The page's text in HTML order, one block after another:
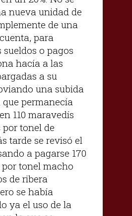
nueva unidad de
de una
para
o pagos
hacía a las
a su
una subida
permanecía
110 maravedís
tonel de
tarde se revisó el
a pagarse 170
tonel macho
de ribera
se había
ya el uso de la